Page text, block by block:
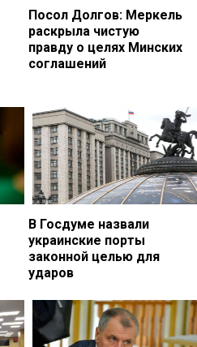
Посол Долгов: Меркель
раскрыла чистую
правду о целях Минских
соглашений
В Госдуме назвали
украинские порты
законной целью для
ударов